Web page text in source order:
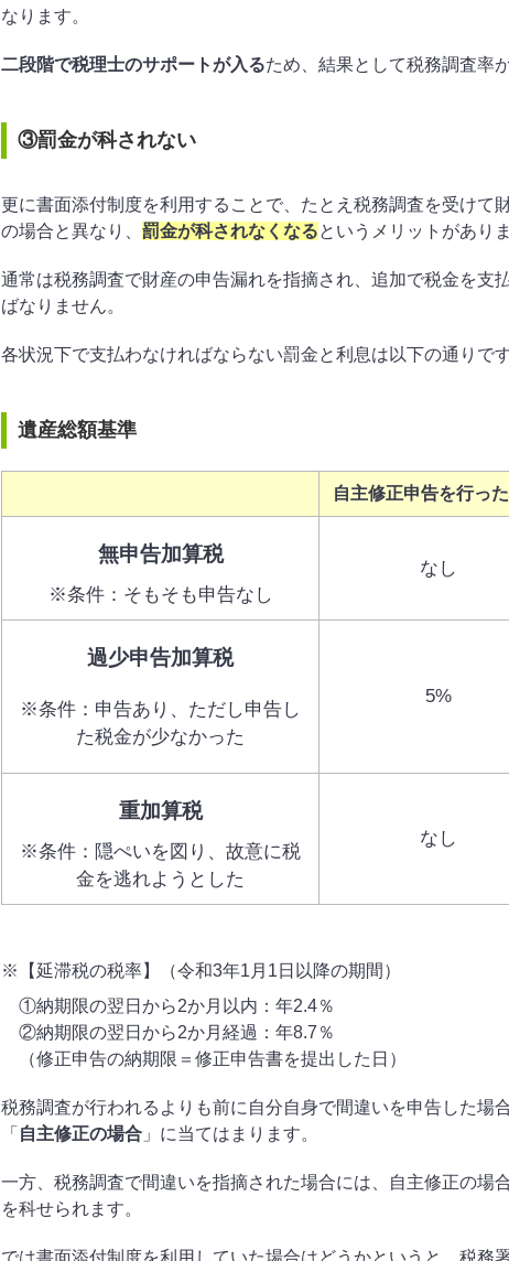
なります。
二段階で税理士のサポートが入るため、結果として税務調査率
③罰金が科されない
更に書面添付制度を利用することで、たとえ税務調査を受けて
の場合と異なり、 罰金が科されなくなるというメリットがありま
通常は税務調査で財産の申告漏れを指摘され、追加で税金を支
ばなりません。
各状況下で支払わなければならない罰金と利息は以下の通りです
遺産総額基準
自主修正申告を行っ
無申告加算税
※条件：そもそも申告なし
なし
過少申告加算税
※条件：申告あり、ただし申告し
た税金が少なかった
5%
重加算税
※条件：隠ぺいを図り、故意に税
金を逃れようとした
なし
※【延滞税の税率】（令和3年1月1日以降の期間）
①納期限の翌日から2か月以内：年2.4％
②納期限の翌日から2か月経過：年8.7％
（修正申告の納期限＝修正申告書を提出した日）
税務調査が行われるよりも前に自分自身で間違いを申告した場
「 自主修正の場合 」に当てはまります。
一方、税務調査で間違いを指摘された場合には、自主修正の場
を科せられます。
では書面添付制度を利用していた場合はどうかというと、税務